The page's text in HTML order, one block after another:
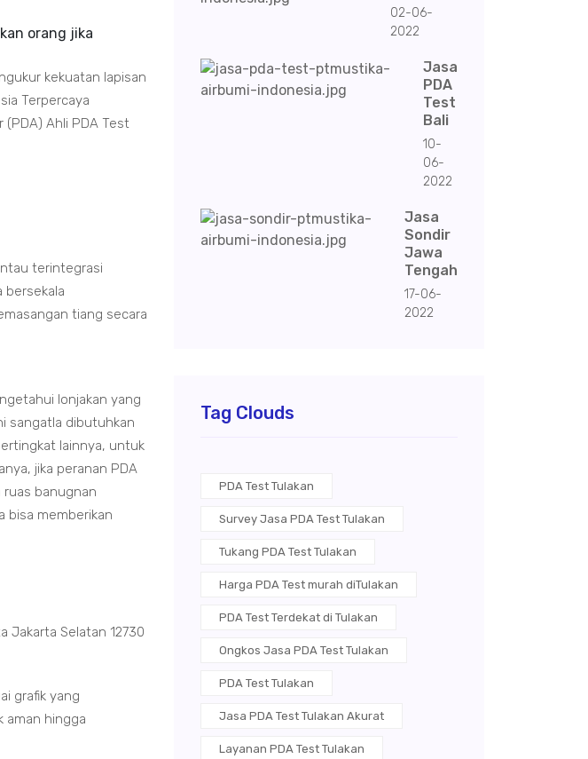
orang jika
kekuatan lapisan
Terpercaya
Ahli PDA Test
terintegrasi
bersekala
tiang secara
lonjakan yang
sangatla dibutuhkan
lainnya, untuk
jika peranan PDA
ruas banugnan
bisa memberikan
Jakarta Selatan 12730
grafik yang
aman hingga
02-06-
2022
Jasa
PDA
Test
Bali
10-
06-
2022
Jasa
Sondir
Jawa
Tengah
17-06-
2022
Tag Clouds
PDA Test Tulakan
Survey Jasa PDA Test Tulakan
Tukang PDA Test Tulakan
Harga PDA Test murah diTulakan
PDA Test Terdekat di Tulakan
Ongkos Jasa PDA Test Tulakan
PDA Test Tulakan
Jasa PDA Test Tulakan Akurat
Layanan PDA Test Tulakan